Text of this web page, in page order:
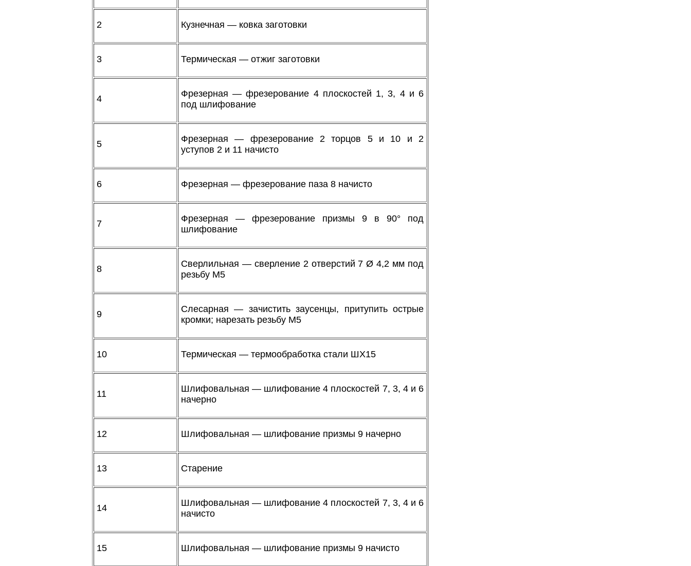
2 Кузнечная — ковка заготовки
3 Термическая — отжиг заготовки
4
Фрезерная — фрезерование 4 плоскостей 1, 3, 4 и 6
под шлифование
5
Фрезерная — фрезерование 2 торцов 5 и 10 и 2
уступов 2 и 11 начисто
6 Фрезерная — фрезерование паза 8 начисто
7
Фрезерная — фрезерование призмы 9 в 90° под
шлифование
8
Сверлильная — сверление 2 отверстий 7 Ø 4,2 мм под
резьбу М5
9
Слесарная — зачистить заусенцы, притупить острые
кромки; нарезать резьбу М5
10 Термическая — термообработка стали ШХ15
11
Шлифовальная — шлифование 4 плоскостей 7, 3, 4 и 6
начерно
12 Шлифовальная — шлифование призмы 9 начерно
13 Старение
14
Шлифовальная — шлифование 4 плоскостей 7, 3, 4 и 6
начисто
15 Шлифовальная — шлифование призмы 9 начисто